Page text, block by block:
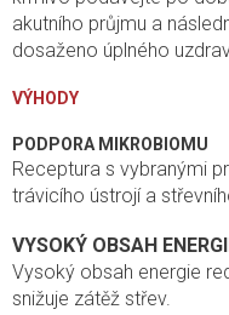
akutního průjmu a
dosaženo úplného
VÝHODY
PODPORA MIKROBIOMU
Receptura s vybranými
trávicího ústrojí a
VYSOKÝ OBSAH
Vysoký obsah energie
snižuje zátěž střev.